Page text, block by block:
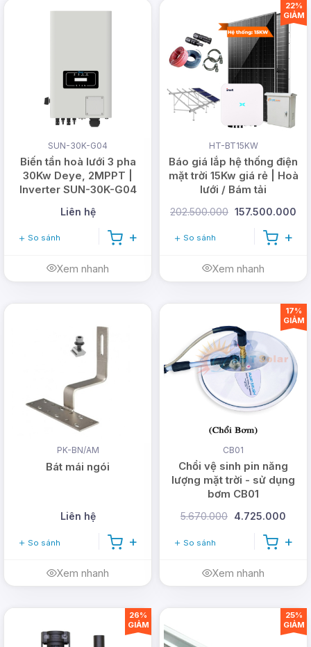
SUN-30K-G04
Biến tần hoà lưới 3 pha
30Kw Deye, 2MPPT |
Inverter SUN-30K-G04
Liên hệ
So sánh
Xem nhanh
HT-BT15KW
Báo giá lắp hệ thống điện
mặt trời 15Kw giá rẻ | Hoà
lưới / Bám tải
202.500.000 157.500.000
So sánh
Xem nhanh
22%
GIẢM
PK-BN/AM
Bát mái ngói
Liên hệ
So sánh
Xem nhanh
CB01
Chổi vệ sinh pin năng
lượng mặt trời - sử dụng
bơm CB01
5.670.000 4.725.000
So sánh
Xem nhanh
17%
GIẢM
26%
GIẢM
25%
GIẢM